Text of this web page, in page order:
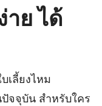
ย ได้
เลี้ยงไหม
จจุบัน สำหรับใคร